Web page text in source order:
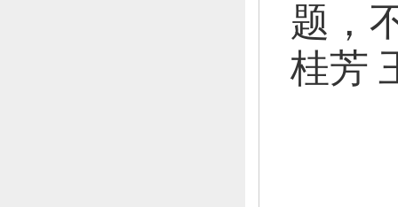
题，
桂芳